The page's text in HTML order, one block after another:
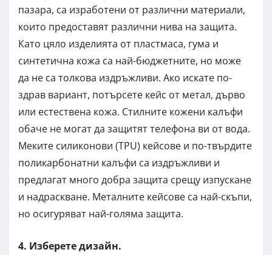
пазара, са изработени от различни материали,
които предоставят различни нива на защита.
Като цяло изделията от пластмаса, гума и
синтетична кожа са най-бюджетните, но може
да не са толкова издръжливи. Ако искате по-
здрав вариант, потърсете кейс от метал, дърво
или естествена кожа. Стилните кожени калъфи
обаче не могат да защитят телефона ви от вода.
Меките силиконови (TPU) кейсове и по-твърдите
поликарбонатни калъфи са издръжливи и
предлагат много добра защита срещу изпускане
и надраскване. Металните кейсове са най-скъпи,
но осигуряват най-голяма защита.
4. Изберете дизайн.